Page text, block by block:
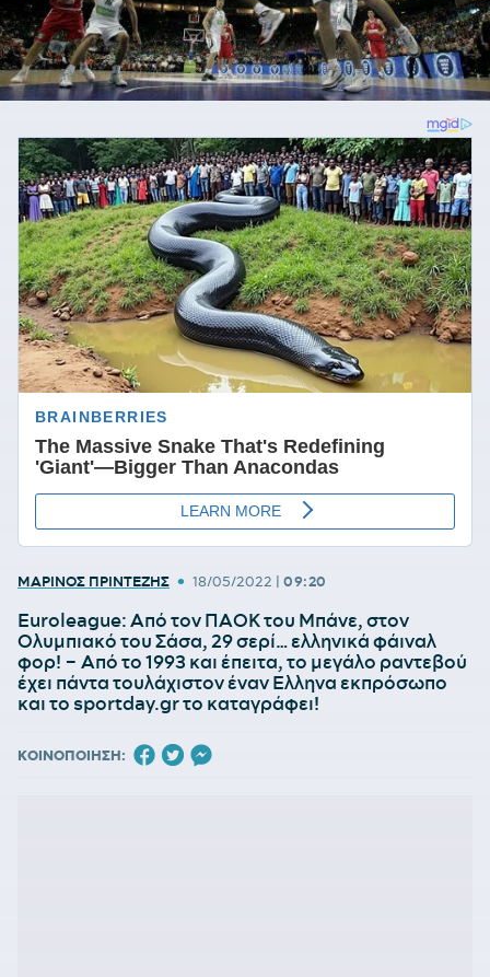
ΜΑΡΙΝΟΣ ΠΡΙΝΤΕΖΗΣ • 18/05/2022 | 09:20
Euroleague: Από τον ΠΑΟΚ του Μπάνε, στον
Ολυμπιακό του Σάσα, 29 σερί… ελληνικά φάιναλ
φορ! – Από το 1993 και έπειτα, το μεγάλο ραντεβού
έχει πάντα τουλάχιστον έναν Ελληνα εκπρόσωπο
και το sportday.gr το καταγράφει!
ΚΟΙΝΟΠΟΙΗΣΗ: